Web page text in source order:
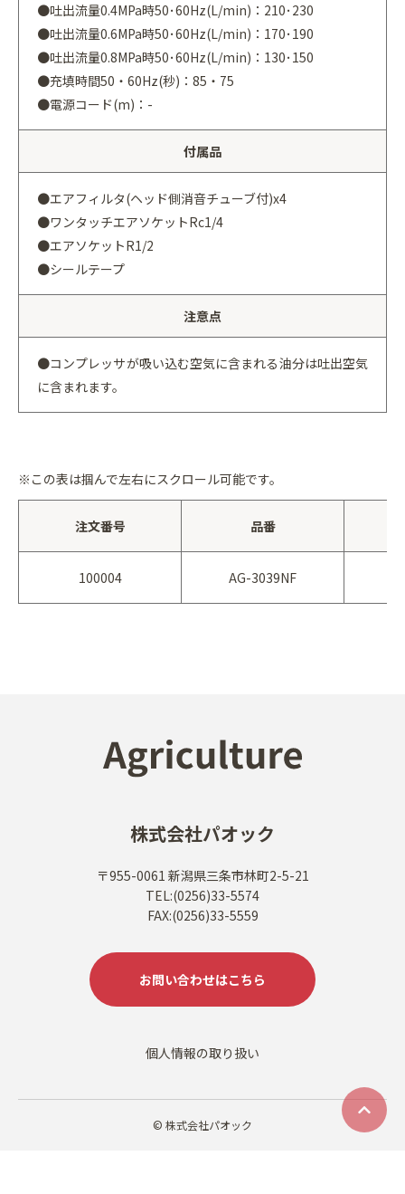
●吐出流量0.4MPa時50･60Hz(L/min)：210･230
●吐出流量0.6MPa時50･60Hz(L/min)：170･190
●吐出流量0.8MPa時50･60Hz(L/min)：130･150
●充填時間50・60Hz(秒)：85・75
●電源コード(m)：-
付属品
●エアフィルタ(ヘッド側消音チューブ付)x4
●ワンタッチエアソケットRc1/4
●エアソケットR1/2
●シールテープ
注意点
●コンプレッサが吸い込む空気に含まれる油分は吐出空気
に含まれます。
※この表は掴んで左右にスクロール可能です。
注文番号 品番
100004 AG-3039NF
株式会社パオック
〒955-0061 新潟県三条市林町2-5-21
TEL:(0256)33-5574
FAX:(0256)33-5559
お問い合わせはこちら
個人情報の取り扱い
© 株式会社パオック